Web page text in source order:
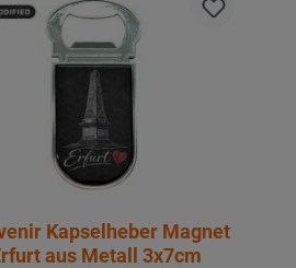
Kapselheber Magnet
aus Metall 3x7cm